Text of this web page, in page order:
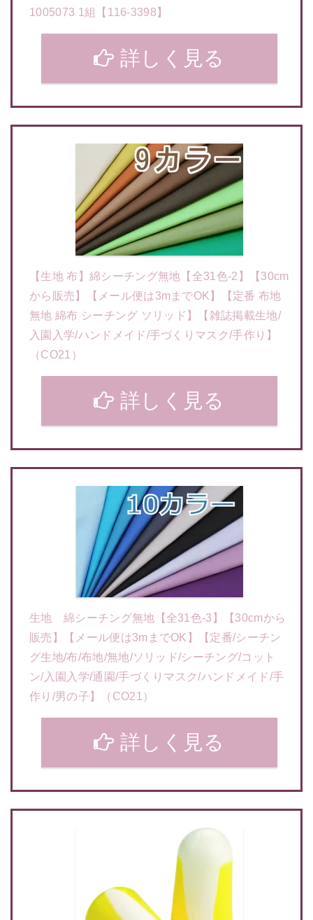
1005073 1組【116-3398】
詳しく見る
【生地 布】綿シーチング無地【全31色-2】【30cm
から販売】【メール便は3mまでOK】【定番 布地
無地 綿布 シーチング ソリッド】【雑誌掲載生地/
入園入学/ハンドメイド/手づくりマスク/手作り】
（CO21）
詳しく見る
生地 綿シーチング無地【全31色-3】【30cmから
販売】【メール便は3mまでOK】【定番/シーチン
グ生地/布/布地/無地/ソリッド/シーチング/コット
ン/入園入学/通園/手づくりマスク/ハンドメイド/手
作り/男の子】（CO21）
詳しく見る